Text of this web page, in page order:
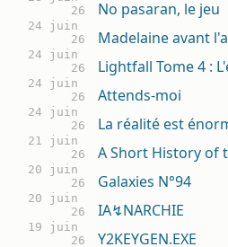
26
No pasaran, le jeu
24 juin
26
Madelaine avant
24 juin
26
Lightfall Tome 4 :
24 juin
26
Attends-moi
24 juin
26
La réalité est
21 juin
26
A Short History of
20 juin
26
Galaxies N°94
20 juin
26
IA↯NARCHIE
19 juin
26
Y2KEYGEN.EXE